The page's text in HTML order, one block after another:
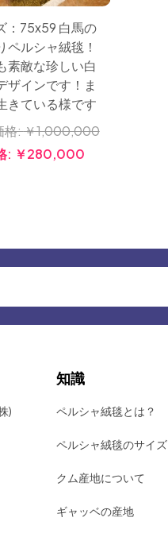
：75x59 白馬の
ペルシャ絨毯！
素敵な珍しい白
ザインです！ま
きている様です
格:￥1,000,000
: ￥280,000
)
知識
ペルシャ絨毯とは？
ペルシャ絨毯のサイズ
クム産地について
ギャッベの産地